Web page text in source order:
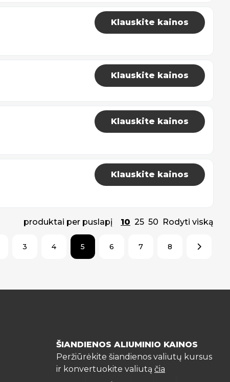
Klauskite kainos
Klauskite kainos
Klauskite kainos
Klauskite kainos
produktai per puslapį 10 25 50 Rodyti viską
3 4 5 6 7 8
ŠIANDIENOS ALIUMINIO KAINOS
Peržiūrėkite šiandienos valiutų kursus
ir konvertuokite valiutą čia